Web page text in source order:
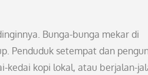
Bunga-bunga mekar di
Penduduk setempat dan
kedai kopi lokal, atau berjalan-